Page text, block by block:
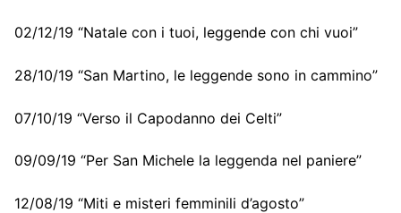
02/12/19 “Natale con i tuoi, leggende con chi vuoi”
28/10/19 “San Martino, le leggende sono in cammino”
07/10/19 “Verso il Capodanno dei Celti”
09/09/19 “Per San Michele la leggenda nel paniere”
12/08/19 “Miti e misteri femminili d’agosto”